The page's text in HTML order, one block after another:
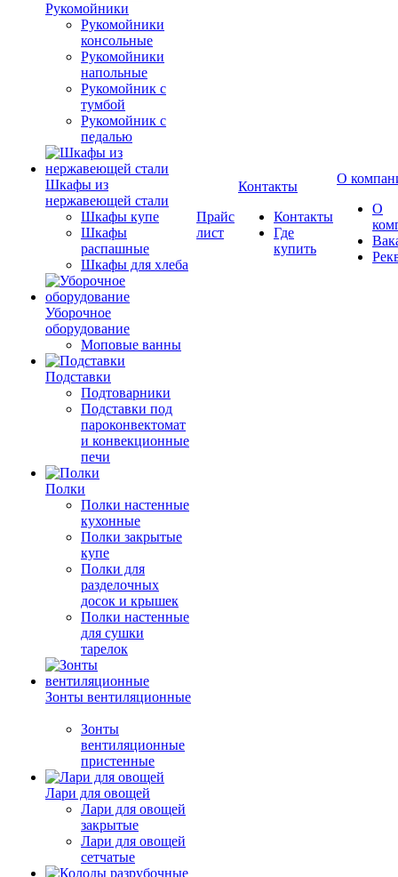
Рукомойники
Рукомойники
консольные
Рукомойники
напольные
Рукомойник с
тумбой
Рукомойник с
педалью
Шкафы из
нержавеющей стали
Шкафы купе
Шкафы
распашные
Шкафы для хлеба
Уборочное
оборудование
Моповые ванны
Подставки
Подтоварники
Подставки под
пароконвектомат
и конвекционные
печи
Полки
Полки настенные
кухонные
Полки закрытые
купе
Полки для
разделочных
досок и крышек
Полки настенные
для сушки
тарелок
Зонты вентиляционные
Зонты
вентиляционные
пристенные
Лари для овощей
Лари для овощей
закрытые
Лари для овощей
сетчатые
Прайс
лист
Контакты
Контакты
Где
купить
О
О